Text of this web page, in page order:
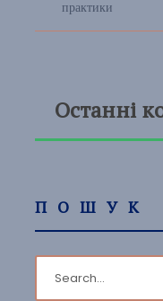
практики
Останні
ПОШУК